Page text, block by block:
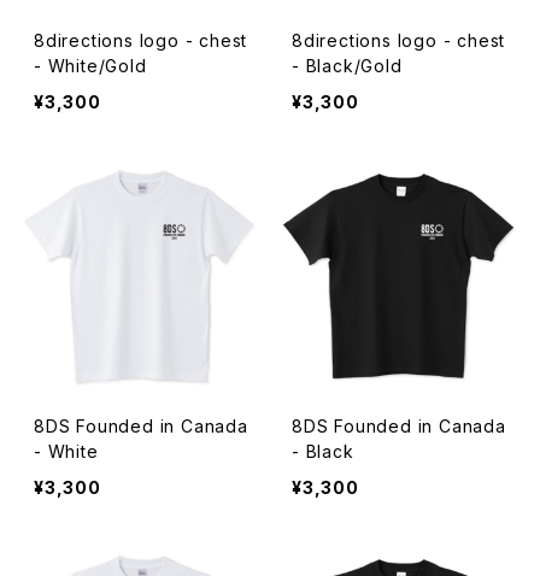
8directions logo - chest
- White/Gold
¥3,300
8directions logo - chest
- Black/Gold
¥3,300
8DS Founded in Canada
- White
¥3,300
8DS Founded in Canada
- Black
¥3,300